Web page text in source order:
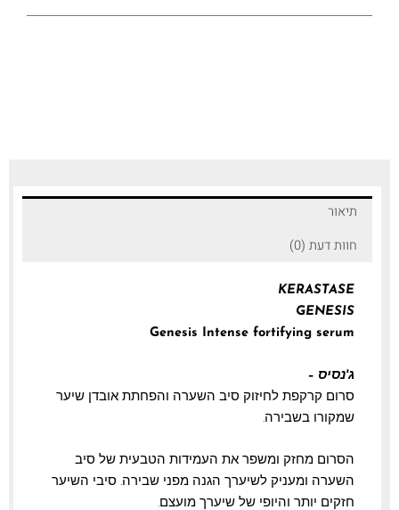
תיאור
חוות דעת (0)
KERASTASE
GENESIS
Genesis Intense fortifying serum
ג'נסיס –
סרום קרקפת לחיזוק סיב השערה והפחתת אובדן שיער
שמקורו בשבירה.
הסרום מחזק ומשפר את העמידות הטבעית של סיב
השערה ומעניק לשיערך הגנה מפני שבירה. סיבי השיער
חזקים יותר והיופי של שיערך מועצם.